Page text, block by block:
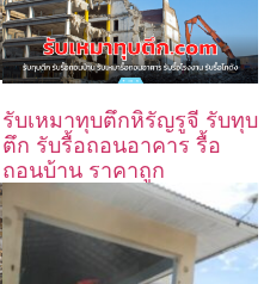
รับเหมาทุบตึกหิรัญรูจี รับทุบ
ตึก รับรื้อถอนอาคาร รื้อ
ถอนบ้าน ราคาถูก